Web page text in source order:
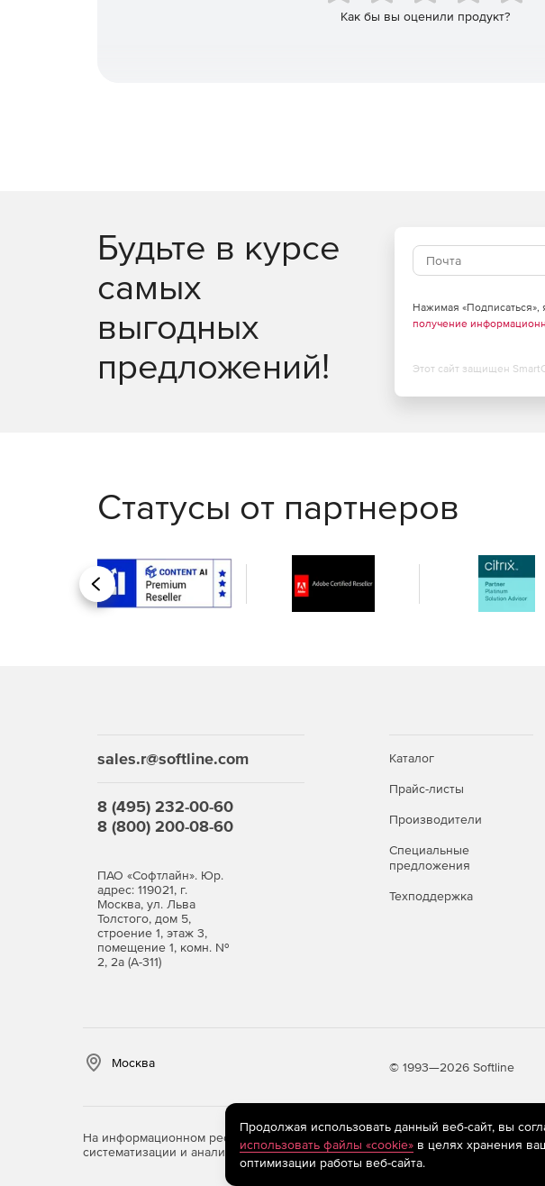
Как бы вы оценили продукт?
Будьте в курсе
самых
выгодных
предложений!
Нажимая «Подписаться»,
получение
Этот сайт защищен
Статусы от партнеров
Назад
sales.r@softline.com
8 (495) 232-00-60
8 (800) 200-08-60
ПАО «Софтлайн». Юр.
адрес: 119021, г.
Москва, ул. Льва
Толстого, дом 5,
строение 1, этаж 3,
помещение 1, комн. №
2, 2а (А-311)
Каталог
Прайс-листы
Производители
Специальные
предложения
Техподдержка
Москва © 1993—2026 Softline
На информационном ресурсе store.softline.ru применяются
систематизации и анализа сведений, относящихся к предпочтениям
Продолжая использовать данный веб-сайт, вы
использовать файлы «cookie»в целях хранения
оптимизации работы веб-сайта.